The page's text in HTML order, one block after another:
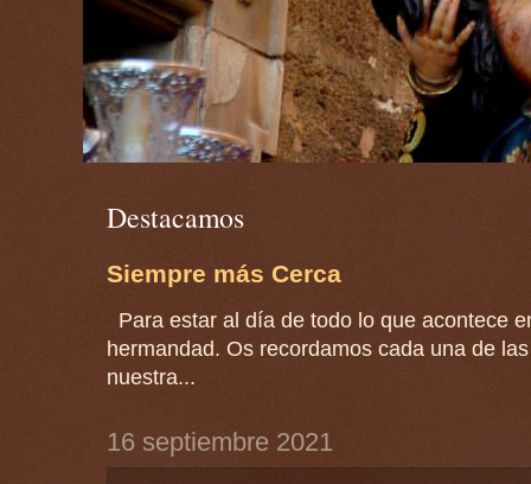
Destacamos
Siempre más Cerca
Para estar al día de todo lo que acontece
hermandad. Os recordamos cada una de
nuestra...
16 septiembre 2021